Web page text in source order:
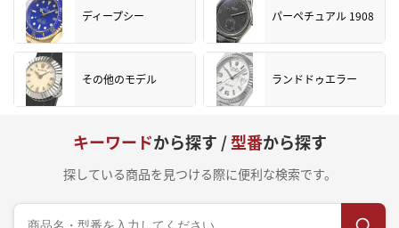
ディープシー パーペチュアル 1908
その他のモデル ランドドゥエラー
キーワードから探す /型番から探す
探している商品を見つける際に便利な検索です。